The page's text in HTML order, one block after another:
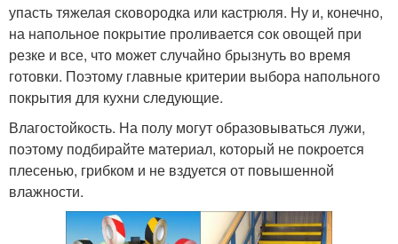
упасть тяжелая сковородка или кастрюля. Ну и, конечно,
на напольное покрытие проливается сок овощей при
резке и все, что может случайно брызнуть во время
готовки. Поэтому главные критерии выбора напольного
покрытия для кухни следующие.
Влагостойкость. На полу могут образовываться лужи,
поэтому подбирайте материал, который не покроется
плесенью, грибком и не вздуется от повышенной
влажности.